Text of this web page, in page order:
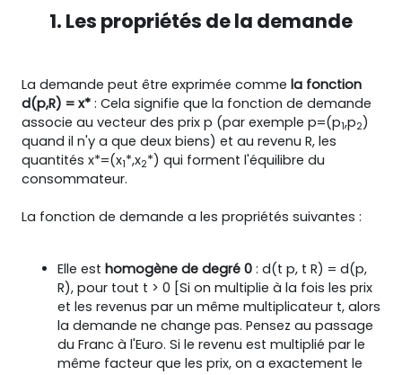
1. Les propriétés de la demande
La demande peut être exprimée comme la fonction
d(p,R) = x* : Cela signifie que la fonction de demande
associe au vecteur des prix p (par exemple p=(p1,p2)
quand il n'y a que deux biens) et au revenu R, les
quantités x*=(x1*,x2*) qui forment l'équilibre du
consommateur.
La fonction de demande a les propriétés suivantes :
Elle est homogène de degré 0 : d(t p, t R) = d(p,
R), pour tout t > 0 [Si on multiplie à la fois les prix
et les revenus par un même multiplicateur t, alors
la demande ne change pas. Pensez au passage
du Franc à l'Euro. Si le revenu est multiplié par le
même facteur que les prix, on a exactement le